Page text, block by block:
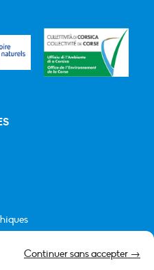
Continuer sans accepter →